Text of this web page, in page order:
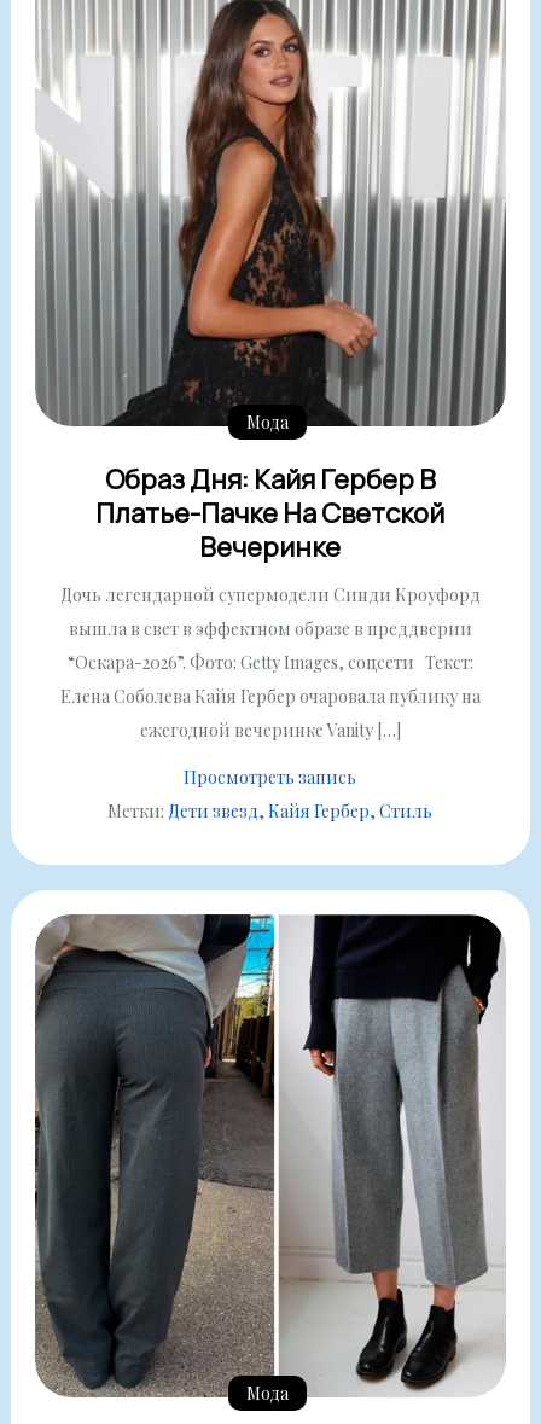
Мода
Образ Дня: Кайя Гербер В
Платье-Пачке На Светской
Вечеринке
Дочь легендарной супермодели Синди Кроуфорд
вышла в свет в эффектном образе в преддверии
“Оскара-2026”. Фото: Getty Images, соцсети Текст:
Елена Соболева Кайя Гербер очаровала публику на
ежегодной вечеринке Vanity […]
Просмотреть запись
Метки: Дети звезд Кайя Гербер Стиль
Мода